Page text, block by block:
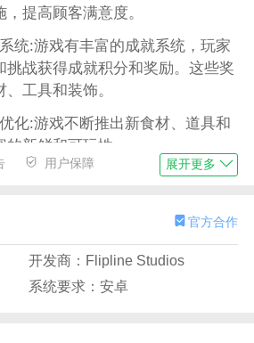
提高顾客满意度。
统:游戏有丰富的成就系统，玩家
挑战获得成就积分和奖励。这些奖
、工具和装饰。
化:游戏不断推出新食材、道具和
新鲜和可玩性。
戏场景:老爹的热狗店汉化版采用
细腻生动的游戏场景，让玩家沉浸
世界中。
:游戏提供丰富食材，玩家可以选
用户保障 展开更多
官方合作
开发商：Flipline Studios
系统要求：安卓